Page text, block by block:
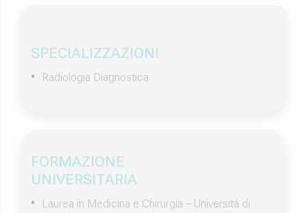
SPECIALIZZAZIONI
Radiologia Diagnostica
FORMAZIONE
UNIVERSITARIA
Laurea in Medicina e Chirurgia – Università di